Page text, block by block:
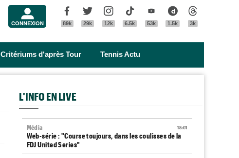
CONNEXION
Facebook
89k
Twitter
29k
Instagram
12k
Tik Tok
6.5k
Youtube
53k
Dailymotion
1.5k 3k
Critériums d'après Tour Tennis Actu
L'INFO EN LIVE
18:01
Média
Web-série : "Course toujours, dans les coulisses de la
FDJ United Series"